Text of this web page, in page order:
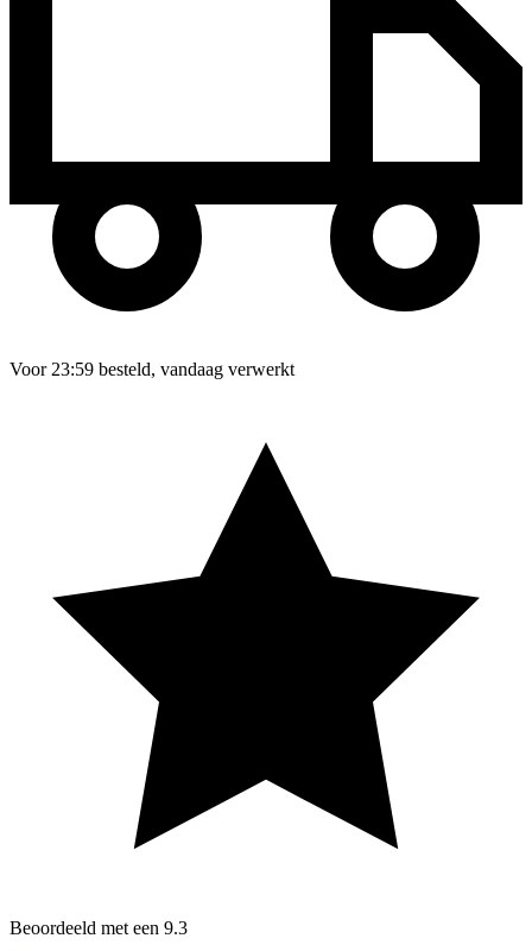
Voor 23:59 besteld, vandaag verwerkt
Beoordeeld met een 9.3